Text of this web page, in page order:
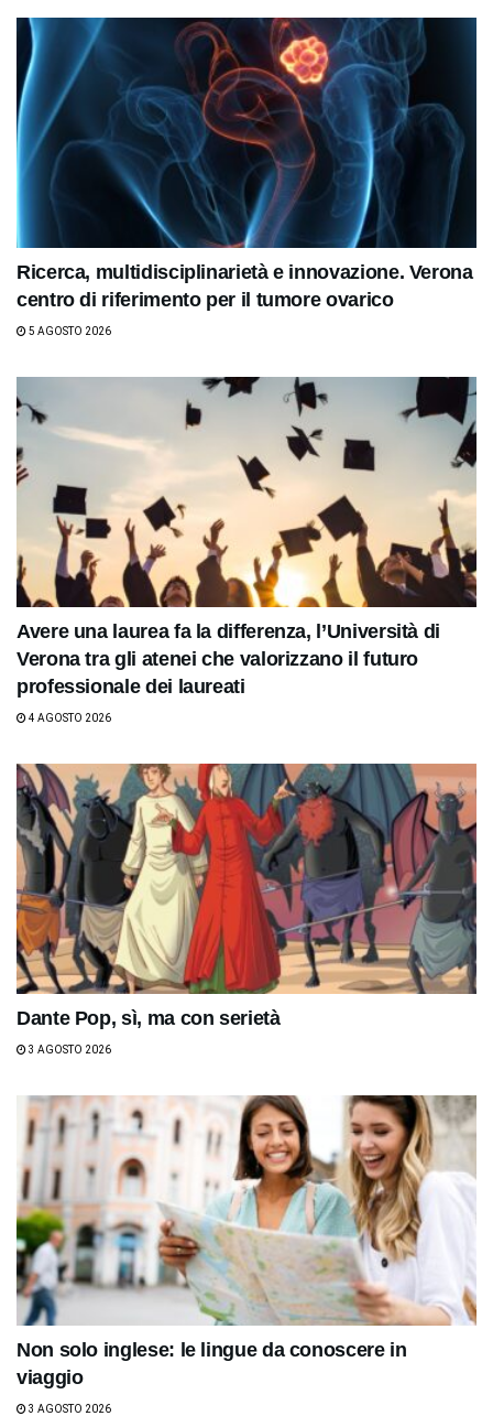
Ricerca, multidisciplinarietà e innovazione. Verona
centro di riferimento per il tumore ovarico
5 AGOSTO 2026
Avere una laurea fa la differenza, l’Università di
Verona tra gli atenei che valorizzano il futuro
professionale dei laureati
4 AGOSTO 2026
Dante Pop, sì, ma con serietà
3 AGOSTO 2026
Non solo inglese: le lingue da conoscere in
viaggio
3 AGOSTO 2026